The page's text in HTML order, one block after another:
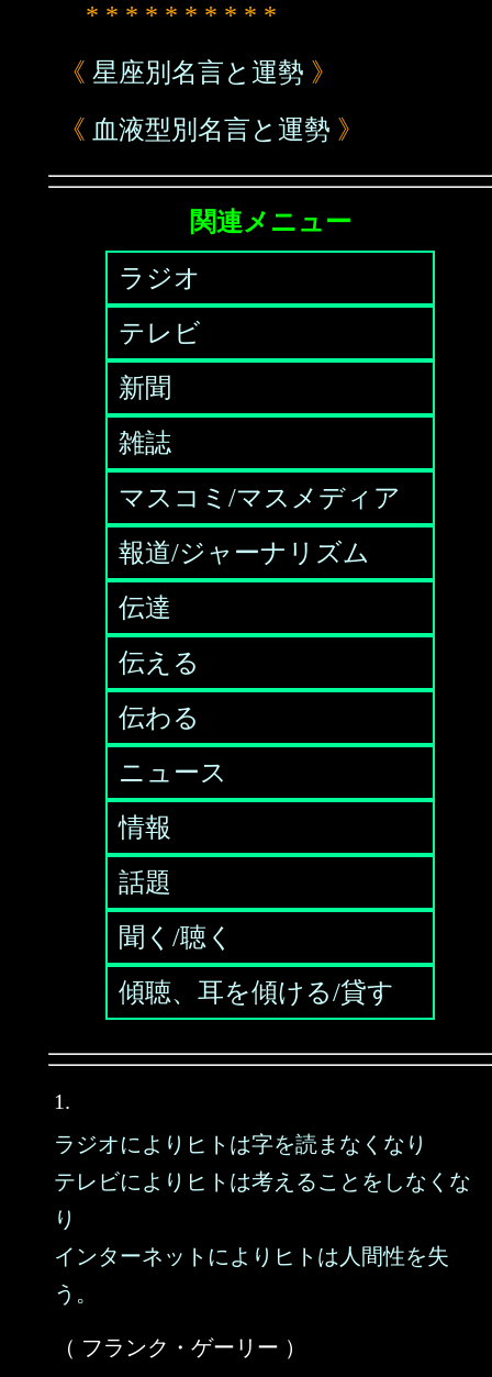
* * * * * * * * * *
《 星座別名言と運勢 》
《 血液型別名言と運勢 》
関連メニュー
ラジオ
テレビ
新聞
雑誌
マスコミ/マスメディア
報道/ジャーナリズム
伝達
伝える
伝わる
ニュース
情報
話題
聞く/聴く
傾聴、耳を傾ける/貸す
1.
ラジオによりヒトは字を読まなくなり
テレビによりヒトは考えることをしなくな
り
インターネットによりヒトは人間性を失
う。
（ フランク・ゲーリー ）